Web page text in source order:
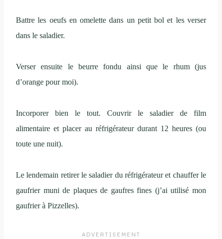
Battre les oeufs en omelette dans un petit bol et les verser
dans le saladier.
Verser ensuite le beurre fondu ainsi que le rhum (jus
d’orange pour moi).
Incorporer bien le tout. Couvrir le saladier de film
alimentaire et placer au réfrigérateur durant 12 heures (ou
toute une nuit).
Le lendemain retirer le saladier du réfrigérateur et chauffer le
gaufrier muni de plaques de gaufres fines (j’ai utilisé mon
gaufrier à Pizzelles).